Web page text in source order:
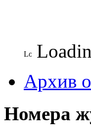
Архив
Номера